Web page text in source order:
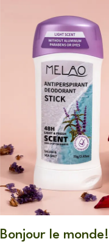
Bonjour le monde!